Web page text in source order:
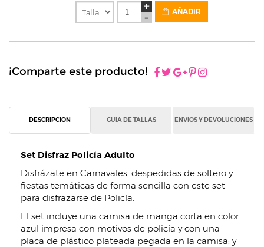
AÑADIR
¡Comparte este producto!
DESCRIPCIÓN GUÍA DE TALLAS ENVÍOS Y DEVOLUCIONES
Set Disfraz Policía Adulto
Disfrázate en Carnavales, despedidas de soltero y
fiestas temáticas de forma sencilla con este set
para disfrazarse de Policía.
El set incluye una camisa de manga corta en color
azul impresa con motivos de policía y con una
placa de plástico plateada pegada en la camisa; y